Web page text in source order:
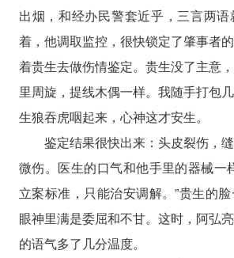
出烟，和经办民警套近乎，三言两
着，他调取监控，很快锁定了肇事者
着贵生去做伤情鉴定。贵生没了主意
里周旋，提线木偶一样。我随手打包
生狼吞虎咽起来，心神这才安生。
鉴定结果很快出来：头皮裂伤，
微伤。医生的口气和他手里的器械一
立案标准，只能治安调解。”贵生的
眼神里满是委屈和不甘。这时，阿弘
的语气多了几分温度。